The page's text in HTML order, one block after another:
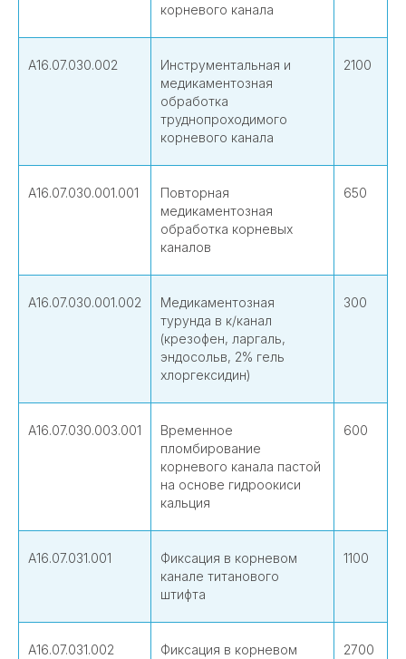
корневого канала
А16.07.030.002
Инструментальная и
медикаментозная
обработка
труднопроходимого
корневого канала
2100
А16.07.030.001.001
Повторная
медикаментозная
обработка корневых
каналов
650
А16.07.030.001.002
Медикаментозная
турунда в к/канал
(крезофен, ларгаль,
эндосольв, 2% гель
хлоргексидин)
300
А16.07.030.003.001
Временное
пломбирование
корневого канала пастой
на основе гидроокиси
кальция
600
А16.07.031.001
Фиксация в корневом
канале титанового
штифта
1100
А16.07.031.002
Фиксация в корневом
2700